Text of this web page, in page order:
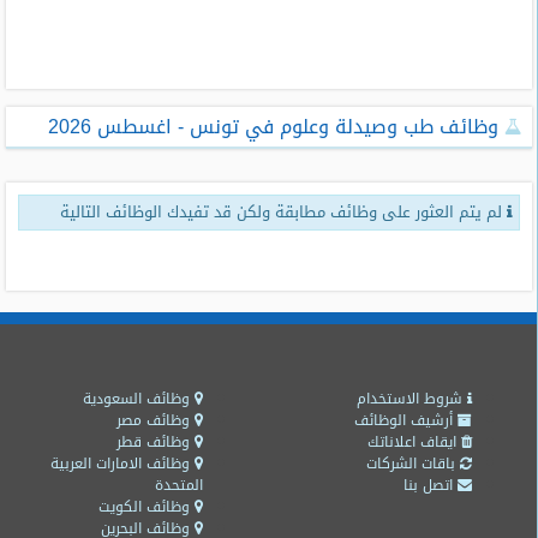
تصفح
الوظائف
وظائف
اليوم
السعودية
اليوم
مصر
اليوم
وظائف
حكومية
وظائف طب وصيدلة وعلوم في تونس - اغسطس 2026
لم يتم العثور على وظائف مطابقة ولكن قد تفيدك الوظائف التالية
وظائف السعودية
وظائف مصر
وظائف قطر
وظائف الامارات العربية
المتحدة
وظائف الكويت
وظائف البحرين
شروط الاستخدام
أرشيف الوظائف
ايقاف اعلاناتك
باقات الشركات
اتصل بنا